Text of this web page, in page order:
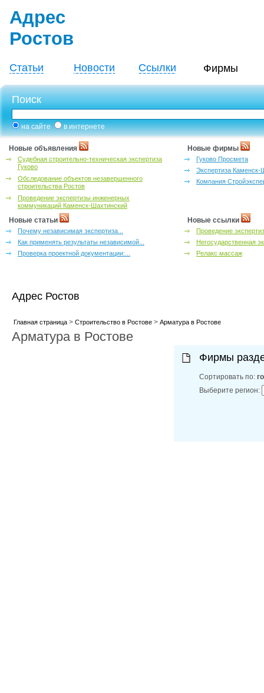
Адрес
Ростов
Статьи Новости Ссылки Фирмы
Поиск
на сайте в интернете
Новые объявления
Судебная строительно-техническая экспертиза
Гуково
Обследование объектов незавершенного
строительства Ростов
Проведение экспертизы инженерных
коммуникаций Каменск-Шахтинский
Новые фирмы
Гуково Просмета
Экспертиза Каменск-
Компания
Новые статьи
Почему независимая экспертиза...
Как применять результаты независимой...
Проверка проектной документации:...
Новые ссылки
Проведение
Негосударственная
Релакс массаж
Адрес Ростов
Главная страница> Строительство в Ростове> Арматура в Ростове
Арматура в Ростове
Фирмы
Сортировать по:
Выберите регион: